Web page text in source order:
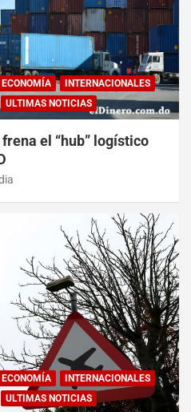
ECONOMÍA
INTERNACIONALES
ULTIMAS NOTICIAS
el “hub” logístico
ECONOMÍA
INTERNACIONALES
ULTIMAS NOTICIAS